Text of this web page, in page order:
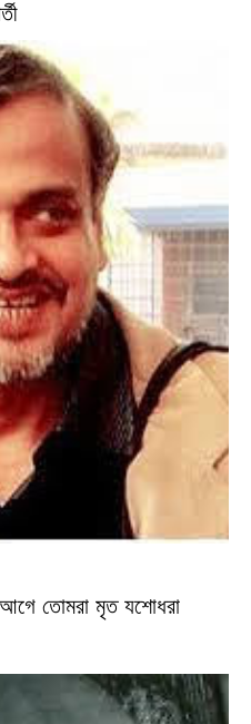
তোমরা মৃত যশোধরা